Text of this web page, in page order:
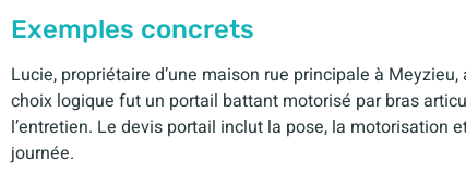
Exemples concrets
Lucie, propriétaire d’une maison rue principale à
choix logique fut un portail battant motorisé par bras
l’entretien. Le devis portail inclut la pose, la motorisation
journée.